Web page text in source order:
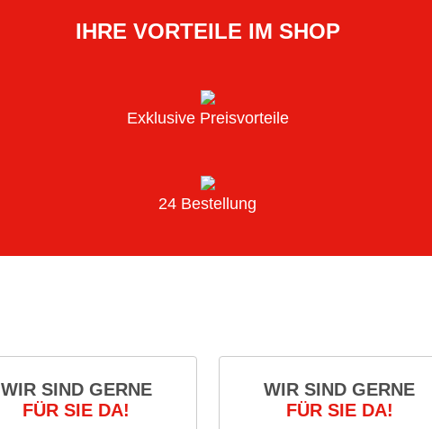
IHRE VORTEILE IM SHOP
Exklusive Preisvorteile
24 Bestellung
WIR SIND GERNE
FÜR SIE DA!
WIR SIND GERNE
FÜR SIE DA!